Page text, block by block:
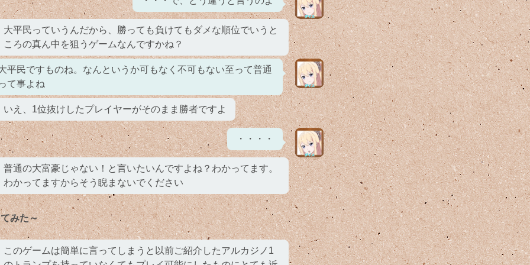
大平民っていうんだから、勝っても負けてもダメな順位でいうと
ころの真ん中を狙うゲームなんですかね？
平民ですものね。なんというか可もなく不可もない至って普通
て事よね
いえ、1位抜けしたプレイヤーがそのまま勝者ですよ
・・・・
普通の大富豪じゃない！と言いたいんですよね？わかってます。
わかってますからそう睨まないでください
みた～
このゲームは簡単に言ってしまうと以前ご紹介したアルカジノ1